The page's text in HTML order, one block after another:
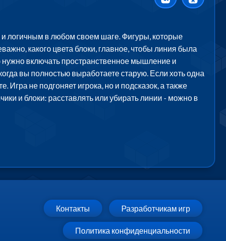
и логичным в любом своем шаге. Фигуры, которые
какого цвета блоки, главное, чтобы линия была
нужно включать пространственное мышление и
вы полностью выработаете старую. Если хоть одна
не подгоняет игрока, но и подсказок, а также
и блоки: расставлять или убирать линии - можно в
Контакты Разработчикам игр
Политика конфиденциальности